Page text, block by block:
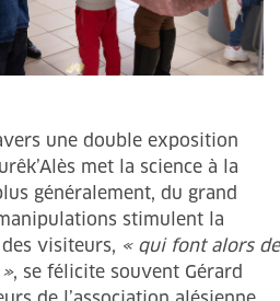
une double exposition
met la science à la
généralement, du grand
stimulent la
visiteurs, « qui font alors de
, se félicite souvent Gérard